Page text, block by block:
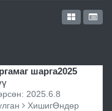
шарга2025
2025.6.8
ХишигӨндөр